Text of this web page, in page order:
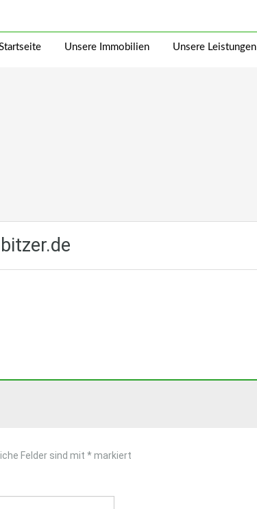
Unsere Immobilien Unsere Leistungen
Felder sind mit *markiert